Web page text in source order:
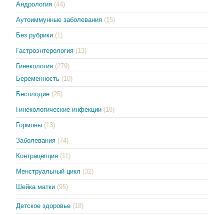
Андрология (44)
Аутоиммунные заболевания (15)
Без рубрики (1)
Гастроэнтерология (13)
Гинекология (279)
Беременность (10)
Бесплодие (25)
Гинекологические инфекции (18)
Гормоны (13)
Заболевания (74)
Контрацепция (11)
Менструальный цикл (32)
Шейка матки (95)
Детское здоровье (18)